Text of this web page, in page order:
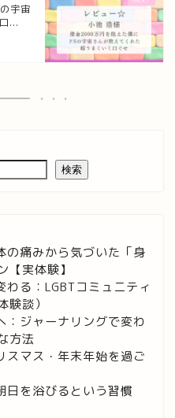
宇宙
...
検索
の痛みから気づいた「身
実体験】
わる：LGBTコミュニティ
談）
：ジャーナリングで変わ
方法
スマス・年末年始を過ご
日を浴びるという習慣